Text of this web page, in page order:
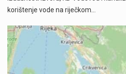
korištenje vode na riječkom…